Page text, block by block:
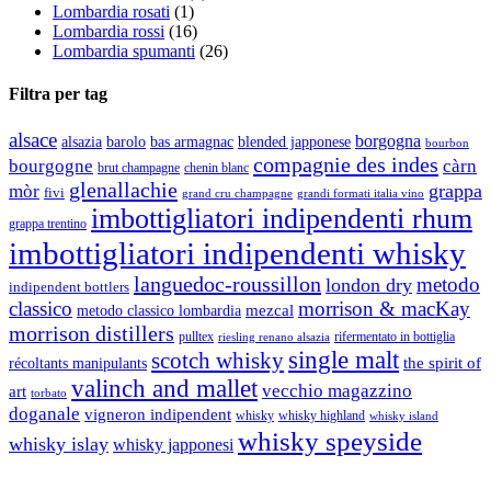
Lombardia rosati (1)
Lombardia rossi (16)
Lombardia spumanti (26)
Filtra per tag
alsace alsazia barolo bas armagnac blended japponese borgogna bourbon
bourgogne brut champagne chenin blanc compagnie des indes càrn
mòr fivi glenallachie grand cru champagne grandi formati italia vino grappa
grappa trentino imbottigliatori indipendenti rhum
imbottigliatori indipendenti whisky
indipendent bottlers languedoc-roussillon london dry metodo
classico metodo classico lombardia mezcal morrison & macKay
morrison distillers pulltex riesling renano alsazia rifermentato in bottiglia
récoltants manipulants scotch whisky single malt the spirit of
art torbato valinch and mallet vecchio magazzino
doganale vigneron indipendent whisky whisky highland whisky island
whisky islay whisky japponesi whisky speyside